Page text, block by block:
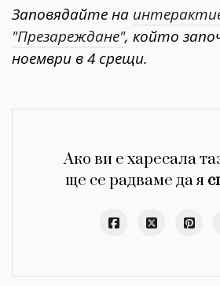
Заповядайте на
"Презареждане", който
ноември в 4 срещи.
Ако ви е харесала
ще се радваме да я